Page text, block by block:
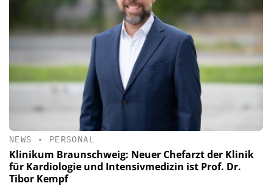
NEWS • PERSONAL
Klinikum Braunschweig: Neuer Chefarzt der Klinik
für Kardiologie und Intensivmedizin ist Prof. Dr.
Tibor Kempf